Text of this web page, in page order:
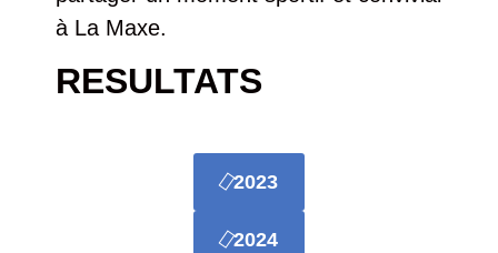
à La Maxe.
RESULTATS
2023
2024